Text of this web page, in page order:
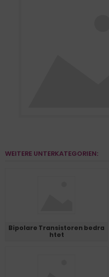
WEITERE UNTERKATEGORIEN:
Bipolare Transistoren bedra
htet